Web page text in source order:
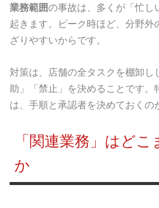
業務範囲の事故は、多くが「忙し
起きます。ピーク時ほど、分野外
ざりやすいからです。
対策は、店舗の全タスクを棚卸し
助」「禁止」を決めることです。
は、手順と承認者を決めておくの
「関連業務」はど
か